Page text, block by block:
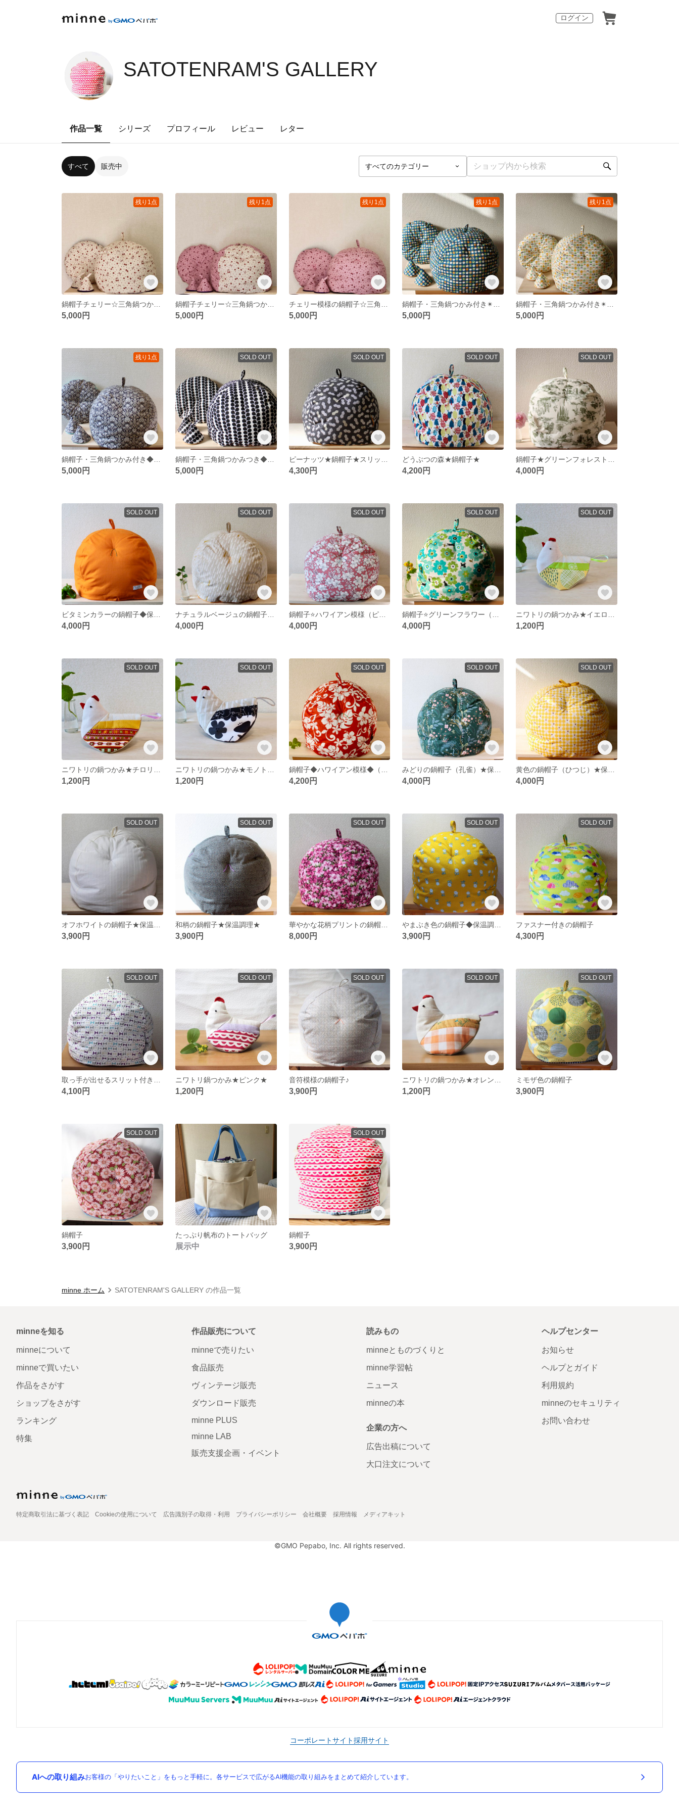
ログイン
SATOTENRAM'S GALLERY
作品一覧 シリーズ プロフィール レビュー レター
すべて 販売中
残り1点
5,000円
残り1点
鍋帽子チェリー☆三角鍋つかみ付き☆ピンク&ホワイト
5,000円
残り1点
5,000円
残り1点
5,000円
残り1点
5,000円
残り1点
5,000円
SOLD OUT
鍋帽子・三角鍋つかみつき◆北欧風◆
5,000円
SOLD OUT
4,300円
SOLD OUT
どうぶつの森★鍋帽子★
4,200円
SOLD OUT
4,000円
SOLD OUT
4,000円
SOLD OUT
ナチュラルベージュの鍋帽子◆保温調理◆
4,000円
SOLD OUT
鍋帽子⭐️ハワイアン模様（ピンク）⭐️
4,000円
SOLD OUT
4,000円
SOLD OUT
1,200円
SOLD OUT
1,200円
SOLD OUT
1,200円
SOLD OUT
4,200円
SOLD OUT
4,000円
SOLD OUT
4,000円
SOLD OUT
3,900円
SOLD OUT
和柄の鍋帽子★保温調理★
3,900円
SOLD OUT
華やかな花柄プリントの鍋帽子とアロハ模様の鍋帽子
8,000円
SOLD OUT
3,900円
SOLD OUT
ファスナー付きの鍋帽子
4,300円
SOLD OUT
4,100円
SOLD OUT
ニワトリ鍋つかみ★ピンク★
1,200円
SOLD OUT
音符模様の鍋帽子♪
3,900円
SOLD OUT
1,200円
SOLD OUT
ミモザ色の鍋帽子
3,900円
SOLD OUT
鍋帽子
3,900円
たっぷり帆布のトートバッグ
展示中
SOLD OUT
鍋帽子
3,900円
minne ホーム SATOTENRAM'S GALLERY の作品一覧
minneを知る
minneについて
minneで買いたい
作品をさがす
ショップをさがす
ランキング
特集
作品販売について
minneで売りたい
食品販売
ヴィンテージ販売
ダウンロード販売
minne PLUS
minne LAB
販売支援企画・イベント
読みもの
minneとものづくりと
minne学習帖
ニュース
minneの本
企業の方へ
広告出稿について
大口注文について
ヘルプセンター
お知らせ
ヘルプとガイド
利用規約
minneのセキュリティ
お問い合わせ
特定商取引法に基づく表記 Cookieの使用について 広告識別子の取得・利用 プライバシーポリシー 会社概要 採用情報 メディアキット
©GMO Pepabo, Inc. All rights reserved.
コーポレートサイト採用サイト
AIへの取り組みお客様の「やりたいこと」をもっと手軽に。各サービスで広がるAI機能の取り組みをまとめて紹介しています。